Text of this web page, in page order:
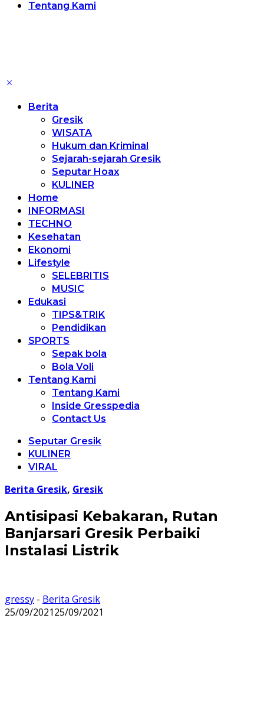
Tentang Kami
Berita
Gresik
WISATA
Hukum dan Kriminal
Sejarah-sejarah Gresik
Seputar Hoax
KULINER
Home
INFORMASI
TECHNO
Kesehatan
Ekonomi
Lifestyle
SELEBRITIS
MUSIC
Edukasi
TIPS&TRIK
Pendidikan
SPORTS
Sepak bola
Bola Voli
Tentang Kami
Tentang Kami
Inside Gresspedia
Contact Us
Seputar Gresik
KULINER
VIRAL
Berita Gresik, Gresik
Antisipasi Kebakaran, Rutan
Banjarsari Gresik Perbaiki
Instalasi Listrik
gressy - Berita Gresik
25/09/202125/09/2021